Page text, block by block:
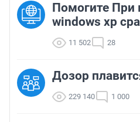
Помогите При
windows xp
11 502 28
Дозор
229 140 1 000